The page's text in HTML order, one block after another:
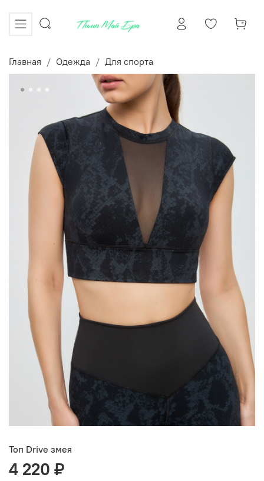
Главная Одежда Для спорта
Топ Drive змея
4 220 ₽